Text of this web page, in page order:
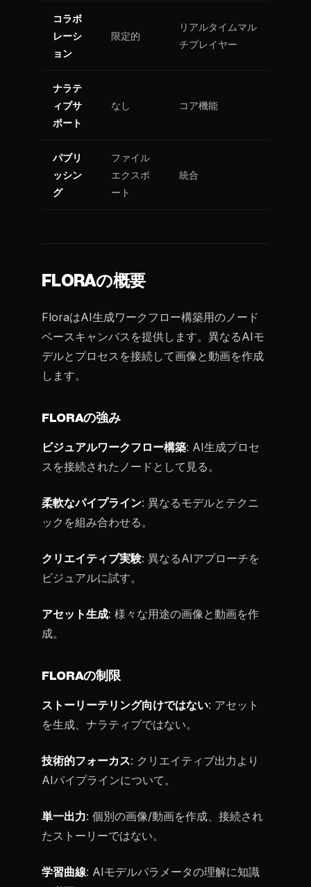
コラボ
レーシ
ョン
限定的
リアルタイムマル
チプレイヤー
ナラテ
ィブサ
ポート
なし コア機能
パブリ
ッシン
グ
ファイル
エクスポ
ート
統合
FLORAの概要
FloraはAI生成ワークフロー構築用のノード
ベースキャンバスを提供します。異なるAIモ
デルとプロセスを接続して画像と動画を作成
します。
FLORAの強み
ビジュアルワークフロー構築: AI生成プロセ
スを接続されたノードとして見る。
柔軟なパイプライン: 異なるモデルとテクニ
ックを組み合わせる。
クリエイティブ実験: 異なるAIアプローチを
ビジュアルに試す。
アセット生成: 様々な用途の画像と動画を作
成。
FLORAの制限
ストーリーテリング向けではない: アセット
を生成、ナラティブではない。
技術的フォーカス: クリエイティブ出力より
AIパイプラインについて。
単一出力: 個別の画像/動画を作成、接続され
たストーリーではない。
学習曲線: AIモデルパラメータの理解に知識